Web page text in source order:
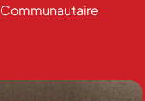
Communautaire